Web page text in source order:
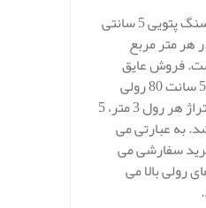
قیمت عایق پشم سنگ پتویی 5 سانتی
دانسیته 80 در هر متر مربع
است. فروش عایق
پشم سنگ پتویی 5 سانت 80 رولی
انجام می شود و متراژ هر رول 3 متر، 5
باشد. به عبارتی می
سفارشی می
رولی بالا می